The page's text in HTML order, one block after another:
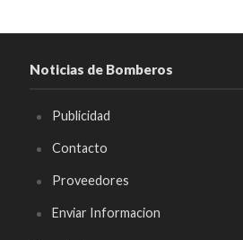
Noticias de Bomberos
Publicidad
Contacto
Proveedores
Enviar Informacion